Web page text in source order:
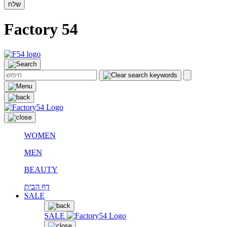
שלח
Factory 54
WOMEN
MEN
BEAUTY
דף הבית
SALE
SALE